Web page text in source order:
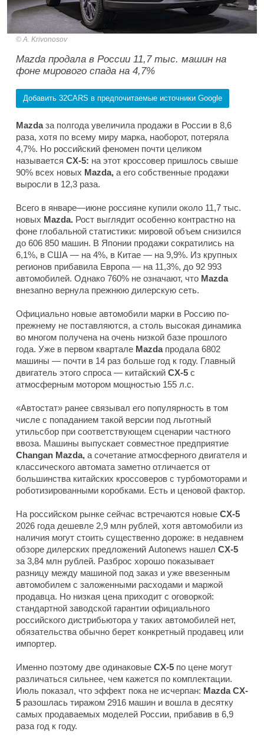
A. Krivonosov
Mazda продала в России 11,7 тыс. машин на
фоне мирового спада на 4,7%
Добавить 32CARS в предпочитаемые источники Google
Mazdaза полгода увеличила продажи в России в 8,6
раза, хотя по всему миру марка, наоборот, потеряла
4,7%. Но российский феномен почти целиком
называется CX-5: на этот кроссовер пришлось свыше
90% всех новых Mazda, а его собственные продажи
выросли в 12,3 раза.
Всего в январе—июне россияне купили около 11,7 тыс.
новых Mazda. Рост выглядит особенно контрастно на
фоне глобальной статистики: мировой объем снизился
до 606 850 машин. В Японии продажи сократились на
6,1%, в США — на 4%, в Китае — на 9,9%. Из крупных
регионов прибавила Европа — на 11,3%, до 92 993
автомобилей. Однако 760% не означают, что Mazda
внезапно вернула прежнюю дилерскую сеть.
Официально новые автомобили марки в Россию по-
прежнему не поставляются, а столь высокая динамика
во многом получена на очень низкой базе прошлого
года. Уже в первом квартале Mazdaпродала 6802
машины — почти в 14 раз больше год к году. Главный
двигатель этого спроса — китайский CX-5 с
атмосферным мотором мощностью 155 л.с.
«Автостат» ранее связывал его популярность в том
числе с попаданием такой версии под льготный
утильсбор при соответствующем сценарии частного
ввоза. Машины выпускает совместное предприятие
Changan Mazda, а сочетание атмосферного двигателя и
классического автомата заметно отличается от
большинства китайских кроссоверов с турбомоторами и
роботизированными коробками. Есть и ценовой фактор.
На российском рынке сейчас встречаются новые CX-5
2026 года дешевле 2,9 млн рублей, хотя автомобили из
наличия могут стоить существенно дороже: в недавнем
обзоре дилерских предложений Autonews нашел CX-5
за 3,84 млн рублей. Разброс хорошо показывает
разницу между машиной под заказ и уже ввезенным
автомобилем с заложенными расходами и маржой
продавца. Но низкая цена приходит с оговоркой:
стандартной заводской гарантии официального
российского дистрибьютора у таких автомобилей нет,
обязательства обычно берет конкретный продавец или
импортер.
Именно поэтому две одинаковые CX-5 по цене могут
различаться сильнее, чем кажется по комплектации.
Июль показал, что эффект пока не исчерпан: Mazda CX-
5 разошлась тиражом 2916 машин и вошла в десятку
самых продаваемых моделей России, прибавив в 6,9
раза год к году.